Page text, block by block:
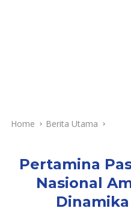
Home Berita Utama
Pertamina
Nasional